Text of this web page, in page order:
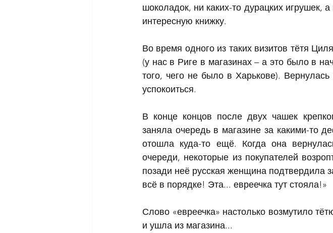
шоколадок, ни каких-то дурацких игрушек,
интересную книжку.
Во время одного из таких визитов тётя
(у нас в Риге в магазинах – а это было в
того, чего не было в Харькове).
успокоиться.
В конце концов после двух чашек
заняла очередь в магазине за какими-то
отошла куда-то ещё. Когда она
очереди, некоторые из покупателей
позади неё русская женщина подтвердила
всё в порядке! Эта... евреечка тут стояла!»
Слово «евреечка» настолько возмутило
и ушла из магазина...